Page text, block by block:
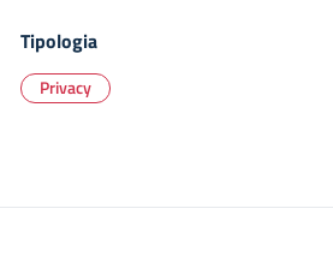
Tipologia
Privacy